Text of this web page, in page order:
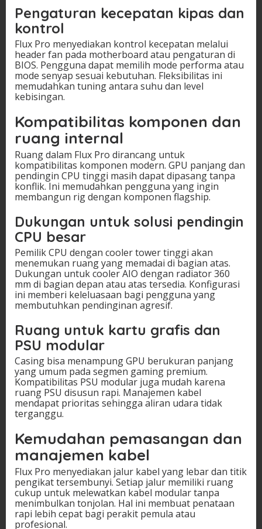
Pengaturan kecepatan kipas dan
kontrol
Flux Pro menyediakan kontrol kecepatan melalui
header fan pada motherboard atau pengaturan di
BIOS. Pengguna dapat memilih mode performa atau
mode senyap sesuai kebutuhan. Fleksibilitas ini
memudahkan tuning antara suhu dan level
kebisingan.
Kompatibilitas komponen dan
ruang internal
Ruang dalam Flux Pro dirancang untuk
kompatibilitas komponen modern. GPU panjang dan
pendingin CPU tinggi masih dapat dipasang tanpa
konflik. Ini memudahkan pengguna yang ingin
membangun rig dengan komponen flagship.
Dukungan untuk solusi pendingin
CPU besar
Pemilik CPU dengan cooler tower tinggi akan
menemukan ruang yang memadai di bagian atas.
Dukungan untuk cooler AIO dengan radiator 360
mm di bagian depan atau atas tersedia. Konfigurasi
ini memberi keleluasaan bagi pengguna yang
membutuhkan pendinginan agresif.
Ruang untuk kartu grafis dan
PSU modular
Casing bisa menampung GPU berukuran panjang
yang umum pada segmen gaming premium.
Kompatibilitas PSU modular juga mudah karena
ruang PSU disusun rapi. Manajemen kabel
mendapat prioritas sehingga aliran udara tidak
terganggu.
Kemudahan pemasangan dan
manajemen kabel
Flux Pro menyediakan jalur kabel yang lebar dan titik
pengikat tersembunyi. Setiap jalur memiliki ruang
cukup untuk melewatkan kabel modular tanpa
menimbulkan tonjolan. Hal ini membuat penataan
rapi lebih cepat bagi perakit pemula atau
profesional.